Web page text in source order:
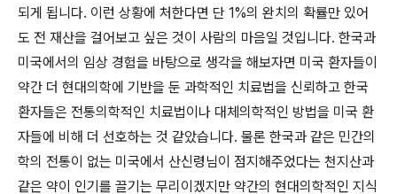
되게 됩니다. 이런 상황에 처한다면 단 1%의 완치의 확률만 있어
도 전 재산을 걸어보고 싶은 것이 사람의 마음일 것입니다. 한국과
미국에서의 임상 경험을 바탕으로 생각을 해보자면 미국 환자들이
약간 더 현대의학에 기반을 둔 과학적인 치료법을 신뢰하고 한국
환자들은 전통의학적인 치료법이나 대체의학적인 방법을 미국 환
자들에 비해 더 선호하는 것 같았습니다. 물론 한국과 같은 민간의
학의 전통이 없는 미국에서 산신령님이 점지해주었다는 천지산과
같은 약이 인기를 끌기는 무리이겠지만 약간의 현대의학적인 지식